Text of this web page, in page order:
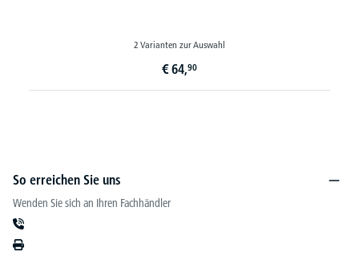
2 Varianten zur Auswahl
€ 64,90
So erreichen Sie uns
Wenden Sie sich an Ihren Fachhändler